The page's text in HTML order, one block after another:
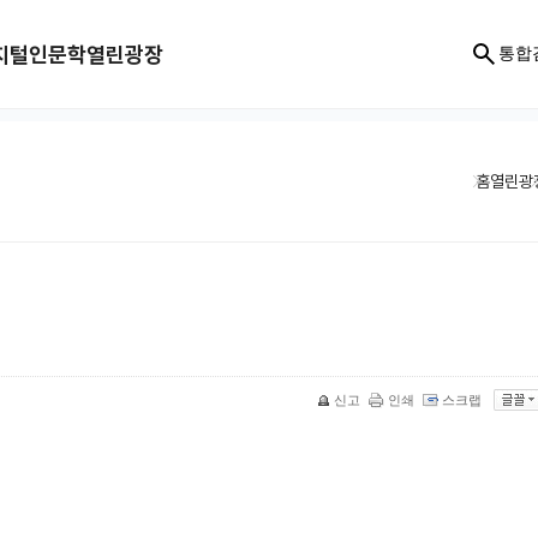
털인문학열린광장 통합
홈열린광
신고 인쇄 스크랩